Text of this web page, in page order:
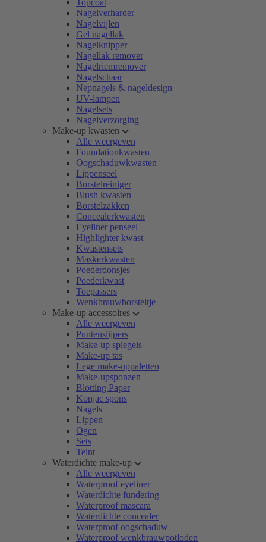
Topcoat
Nagelverharder
Nagelvijlen
Gel nagellak
Nagelknipper
Nagellak remover
Nagelriemremover
Nagelschaar
Nepnagels & nageldesign
UV-lampen
Nagelsets
Nagelverzorging
Make-up kwasten
Alle weergeven
Foundationkwasten
Oogschaduwkwasten
Lippenseel
Borstelreiniger
Blush kwasten
Borstelzakken
Concealerkwasten
Eyeliner penseel
Highlighter kwast
Kwastensets
Maskerkwasten
Poederdonsjes
Poederkwast
Toepassers
Wenkbrauwborsteltje
Make-up accessoires
Alle weergeven
Puntenslijpers
Make-up spiegels
Make-up tas
Lege make-uppaletten
Make-upsponzen
Blotting Paper
Konjac spons
Nagels
Lippen
Ogen
Sets
Teint
Waterdichte make-up
Alle weergeven
Waterproof eyeliner
Waterdichte fundering
Waterproof mascara
Waterdichte concealer
Waterproof oogschaduw
Waterproof wenkbrauwpotloden